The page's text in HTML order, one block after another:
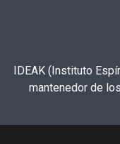
IDEAK (Instituto
mantenedor de